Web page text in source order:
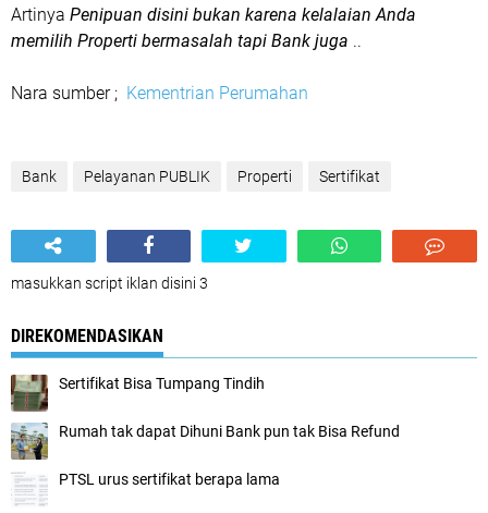
Artinya Penipuan disini bukan karena kelalaian Anda
memilih Properti bermasalah tapi Bank juga ..
Nara sumber ; Kementrian Perumahan
Bank Pelayanan PUBLIK Properti Sertifikat
masukkan script iklan disini 3
DIREKOMENDASIKAN
Sertifikat Bisa Tumpang Tindih
Rumah tak dapat Dihuni Bank pun tak Bisa Refund
PTSL urus sertifikat berapa lama